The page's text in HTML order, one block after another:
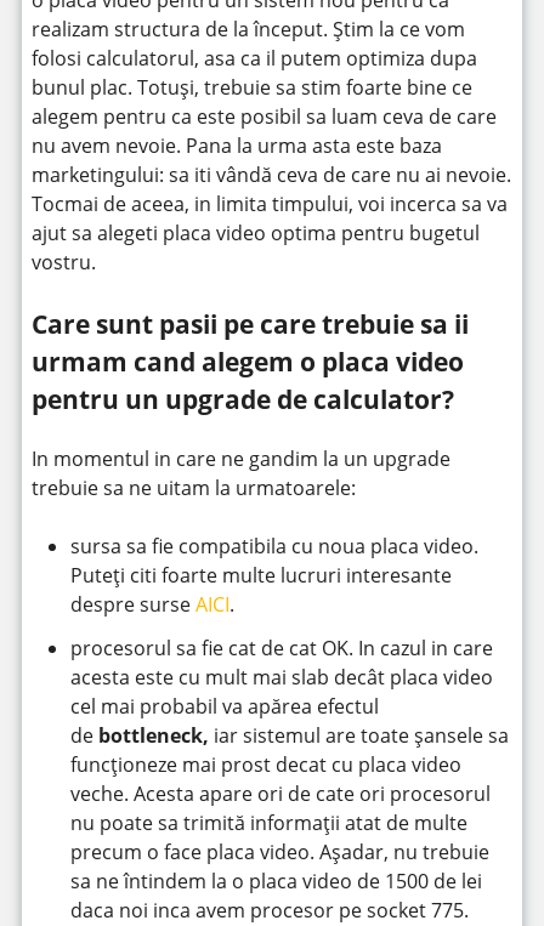
realizam structura de la început. Știm la ce vom
folosi calculatorul, asa ca il putem optimiza dupa
bunul plac. Totuși, trebuie sa stim foarte bine ce
alegem pentru ca este posibil sa luam ceva de care
nu avem nevoie. Pana la urma asta este baza
marketingului: sa iti vândă ceva de care nu ai nevoie.
Tocmai de aceea, in limita timpului, voi incerca sa va
ajut sa alegeti placa video optima pentru bugetul
vostru.
Care sunt pasii pe care trebuie sa ii
urmam cand alegem o placa video
pentru un upgrade de calculator?
In momentul in care ne gandim la un upgrade
trebuie sa ne uitam la urmatoarele:
sursa sa fie compatibila cu noua placa video.
Puteți citi foarte multe lucruri interesante
despre surseAICI.
procesorul sa fie cat de cat OK. In cazul in care
acesta este cu mult mai slab decât placa video
cel mai probabil va apărea efectul
de bottleneck, iar sistemul are toate șansele sa
funcționeze mai prost decat cu placa video
veche. Acesta apare ori de cate ori procesorul
nu poate sa trimită informații atat de multe
precum o face placa video. Așadar, nu trebuie
sa ne întindem la o placa video de 1500 de lei
daca noi inca avem procesor pe socket 775.